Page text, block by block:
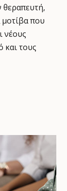
μοτίβα που
νέους
και τους